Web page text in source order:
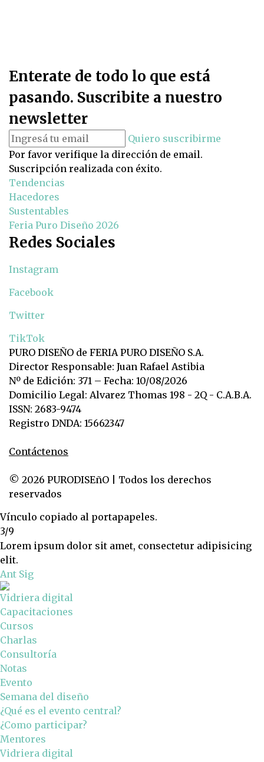
Enterate de todo lo que está
pasando. Suscribite a nuestro
newsletter
Quiero suscribirme
Por favor verifique la dirección de email.
Suscripción realizada con éxito.
Tendencias
Hacedores
Sustentables
Feria Puro Diseño 2026
Redes Sociales
Instagram
Facebook
Twitter
TikTok
PURO DISEÑO de FERIA PURO DISEÑO S.A.
Director Responsable: Juan Rafael Astibia
Nº de Edición: 371 – Fecha: 10/08/2026
Domicilio Legal: Alvarez Thomas 198 - 2Q - C.A.B.A.
ISSN: 2683-9474
Registro DNDA: 15662347
Contáctenos
© 2026 PURODISEñO | Todos los derechos
reservados
Vínculo copiado al portapapeles.
3/9
Lorem ipsum dolor sit amet, consectetur adipisicing
elit.
Ant Sig
Vidriera digital
Capacitaciones
Cursos
Charlas
Consultoría
Notas
Evento
Semana del diseño
¿Qué es el evento central?
¿Como participar?
Mentores
Vidriera digital